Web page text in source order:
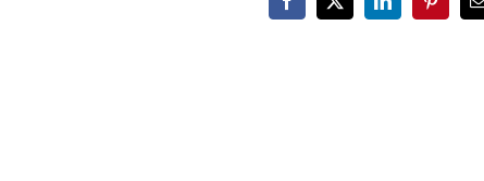
Facebook
X LinkedIn